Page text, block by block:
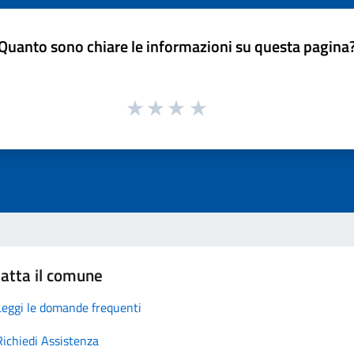
sono chiare le informazioni su questa
il comune
le domande frequenti
Assistenza